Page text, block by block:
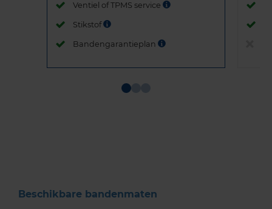
Ventiel of TPMS service
Stikstof
Bandengarantieplan
Beschikbare bandenmaten